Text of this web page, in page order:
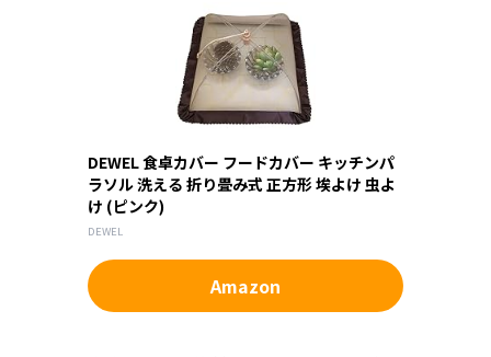
DEWEL 食卓カバー フードカバー キッチンパ
ラソル 洗える 折り畳み式 正方形 埃よけ 虫よ
け (ピンク)
DEWEL
Amazon